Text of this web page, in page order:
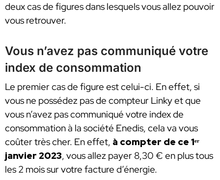
deux cas de figures dans lesquels vous allez pouvoir
vous retrouver.
Vous n’avez pas communiqué votre
index de consommation
Le premier cas de figure est celui-ci. En effet, si
vous ne possédez pas de compteur Linky et que
vous n’avez pas communiqué votre index de
consommation à la société Enedis, cela va vous
coûter très cher. En effet, à compter de ce 1ᵉʳ
janvier 2023, vous allez payer 8,30 € en plus tous
les 2 mois sur votre facture d’énergie.